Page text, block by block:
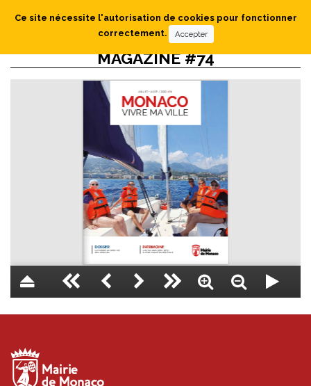
MAGAZINE #74
Ce site nécessite l'autorisation de cookies pour fonctionner
correctement.
Accepter